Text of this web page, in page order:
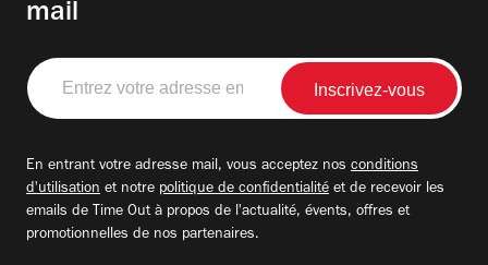
mail
Entrez
votre
adresse
En entrant votre adresse mail, vous acceptez nos conditions
d'utilisation et notre politique de confidentialité et de recevoir les
emails de Time Out à propos de l'actualité, évents, offres et
promotionnelles de nos partenaires.